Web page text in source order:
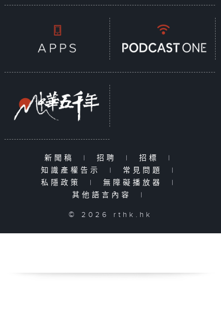
新聞稿 | 招聘 | 招標
|
知識產權告示
| 常見問題
|
私隱政策
| 無障礙播放器
|
其他語言內容
|
© 2026 rthk.hk